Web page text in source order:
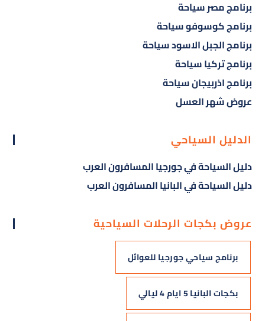
برنامج مصر سياحة
برنامج كوسوفو سياحة
برنامج الجبل الاسود سياحة
برنامج تركيا سياحة
برنامج اذربيجان سياحة
عروض شهر العسل
الدليل السياحي
دليل السياحة في جورجيا المسافرون العرب
دليل السياحة في البانيا المسافرون العرب
عروض بكجات الرحلات السياحية
برنامج سياحي جورجيا للعوائل
بكجات البانيا 5 ايام 4 ليالي